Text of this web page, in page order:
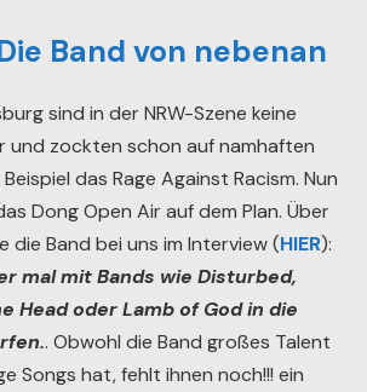
Band von nebenan
sind in der NRW-Szene keine
und zockten schon auf namhaften
das Rage Against Racism. Nun
Dong Open Air auf dem Plan. Über
die Band bei uns im Interview (HIER):
mal mit Bands wie Disturbed,
Head oder Lamb of God in die
. Obwohl die Band großes Talent
Songs hat, fehlt ihnen noch!!! ein